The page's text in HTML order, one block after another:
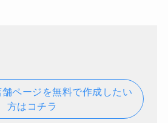
ページを無料で作成したい
方はコチラ